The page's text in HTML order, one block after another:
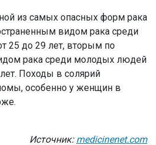
из самых опасных форм рака
видом рака среди
25 до 29 лет, вторым по
рака среди молодых людей
Походы в солярий
особенно у женщин в
Источник: medicinenet.com